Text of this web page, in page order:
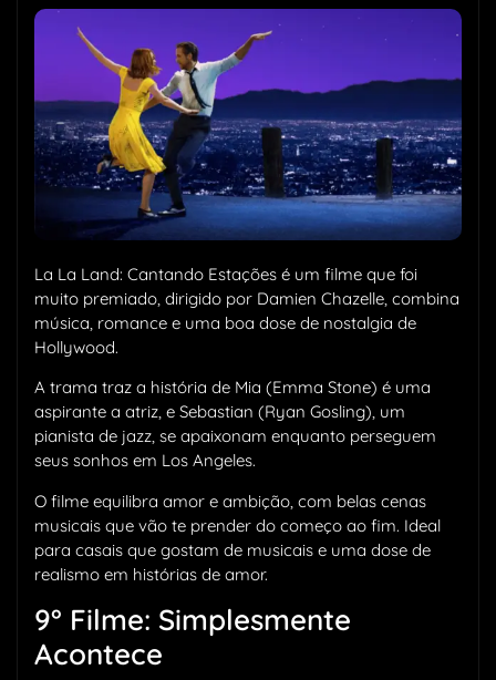
La La Land: Cantando Estações é um filme que foi
muito premiado, dirigido por Damien Chazelle, combina
música, romance e uma boa dose de nostalgia de
Hollywood.
A trama traz a história de Mia (Emma Stone) é uma
aspirante a atriz, e Sebastian (Ryan Gosling), um
pianista de jazz, se apaixonam enquanto perseguem
seus sonhos em Los Angeles.
O filme equilibra amor e ambição, com belas cenas
musicais que vão te prender do começo ao fim. Ideal
para casais que gostam de musicais e uma dose de
realismo em histórias de amor.
9° Filme: Simplesmente
Acontece